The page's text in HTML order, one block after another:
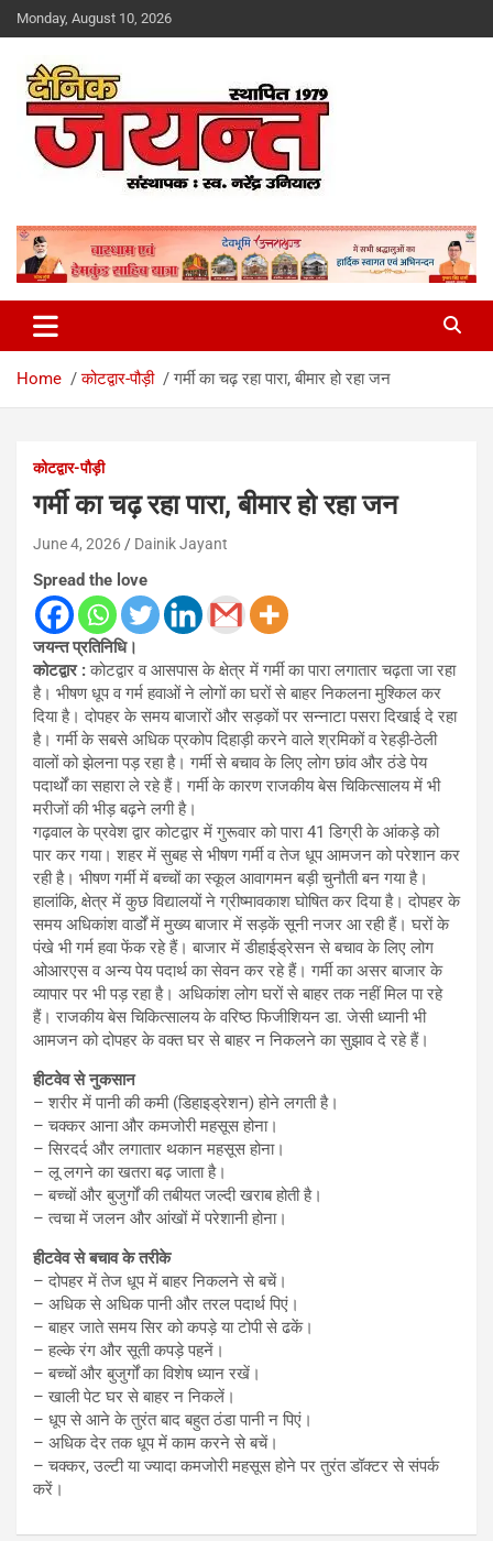
Skip
to
Monday, August 10, 2026
Dainik Jayant
Home कोटद्वार-पौड़ी गर्मी का चढ़ रहा पारा, बीमार हो रहा जन
कोटद्वार-पौड़ी
गर्मी का चढ़ रहा पारा, बीमार हो रहा जन
June 4, 2026 Dainik Jayant
Spread the love
जयन्त प्रतिनिधि।
कोटद्वार :कोटद्वार व आसपास के क्षेत्र में गर्मी का पारा लगातार चढ़ता जा रहा
है। भीषण धूप व गर्म हवाओं ने लोगों का घरों से बाहर निकलना मुश्किल कर
दिया है। दोपहर के समय बाजारों और सड़कों पर सन्नाटा पसरा दिखाई दे रहा
है। गर्मी के सबसे अधिक प्रकोप दिहाड़ी करने वाले श्रमिकों व रेहड़ी-ठेली
वालों को झेलना पड़ रहा है। गर्मी से बचाव के लिए लोग छांव और ठंडे पेय
पदार्थों का सहारा ले रहे हैं। गर्मी के कारण राजकीय बेस चिकित्सालय में भी
मरीजों की भीड़ बढ़ने लगी है।
गढ़वाल के प्रवेश द्वार कोटद्वार में गुरूवार को पारा 41 डिग्री के आंकड़े को
पार कर गया। शहर में सुबह से भीषण गर्मी व तेज धूप आमजन को परेशान कर
रही है। भीषण गर्मी में बच्चों का स्कूल आवागमन बड़ी चुनौती बन गया है।
हालांकि, क्षेत्र में कुछ विद्यालयों ने ग्रीष्मावकाश घोषित कर दिया है। दोपहर के
समय अधिकांश वार्डों में मुख्य बाजार में सड़कें सूनी नजर आ रही हैं। घरों के
पंखे भी गर्म हवा फेंक रहे हैं। बाजार में डीहाईड्रेसन से बचाव के लिए लोग
ओआरएस व अन्य पेय पदार्थ का सेवन कर रहे हैं। गर्मी का असर बाजार के
व्यापार पर भी पड़ रहा है। अधिकांश लोग घरों से बाहर तक नहीं मिल पा रहे
हैं। राजकीय बेस चिकित्सालय के वरिष्ठ फिजीशियन डा. जेसी ध्यानी भी
आमजन को दोपहर के वक्त घर से बाहर न निकलने का सुझाव दे रहे हैं।
हीटवेव से नुकसान
– शरीर में पानी की कमी (डिहाइड्रेशन) होने लगती है।
– चक्कर आना और कमजोरी महसूस होना।
– सिरदर्द और लगातार थकान महसूस होना।
– लू लगने का खतरा बढ़ जाता है।
– बच्चों और बुजुर्गों की तबीयत जल्दी खराब होती है।
– त्वचा में जलन और आंखों में परेशानी होना।
हीटवेव से बचाव के तरीके
– दोपहर में तेज धूप में बाहर निकलने से बचें।
– अधिक से अधिक पानी और तरल पदार्थ पिएं।
– बाहर जाते समय सिर को कपड़े या टोपी से ढकें।
– हल्के रंग और सूती कपड़े पहनें।
– बच्चों और बुजुर्गों का विशेष ध्यान रखें।
– खाली पेट घर से बाहर न निकलें।
– धूप से आने के तुरंत बाद बहुत ठंडा पानी न पिएं।
– अधिक देर तक धूप में काम करने से बचें।
– चक्कर, उल्टी या ज्यादा कमजोरी महसूस होने पर तुरंत डॉक्टर से संपर्क
करें।